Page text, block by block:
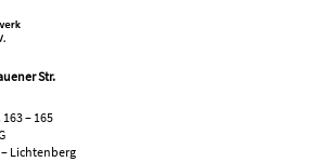
Str.
– 165
Lichtenberg